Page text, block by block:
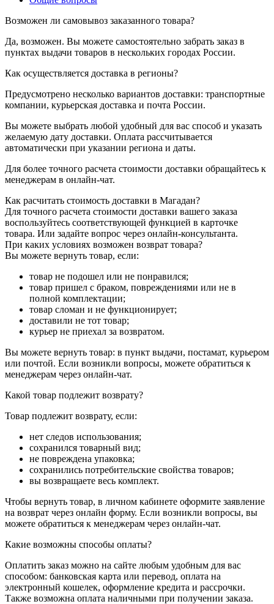
Возможен ли самовывоз заказанного товара?
Да, возможен. Вы можете самостоятельно забрать заказ в
пунктах выдачи товаров в нескольких городах России.
Как осуществляется доставка в регионы?
Предусмотрено несколько вариантов доставки: транспортные
компании, курьерская доставка и почта России.
Вы можете выбрать любой удобный для вас способ и указать
желаемую дату доставки. Оплата рассчитывается
автоматически при указании региона и даты.
Для более точного расчета стоимости доставки обращайтесь к
менеджерам в онлайн-чат.
Как расчитать стоимость доставки в Магадан?
Для точного расчета стоимости доставки вашего заказа
воспользуйтесь соответствующей функцией в карточке
товара. Или задайте вопрос через онлайн-консультанта.
При каких условиях возможен возврат товара?
Вы можете вернуть товар, если:
товар не подошел или не понравился;
товар пришел с браком, повреждениями или не в
полной комплектации;
товар сломан и не функционирует;
доставили не тот товар;
курьер не приехал за возвратом.
Вы можете вернуть товар: в пункт выдачи, постамат, курьером
или почтой. Если возникли вопросы, можете обратиться к
менеджерам через онлайн-чат.
Какой товар подлежит возврату?
Товар подлежит возврату, если:
нет следов использования;
сохранился товарный вид;
не повреждена упаковка;
сохранились потребительские свойства товаров;
вы возвращаете весь комплект.
Чтобы вернуть товар, в личном кабинете оформите заявление
на возврат через онлайн форму. Если возникли вопросы, вы
можете обратиться к менеджерам через онлайн-чат.
Какие возможны способы оплаты?
Оплатить заказ можно на сайте любым удобным для вас
способом: банковская карта или перевод, оплата на
электронный кошелек, оформление кредита и рассрочки.
Также возможна оплата наличными при получении заказа.